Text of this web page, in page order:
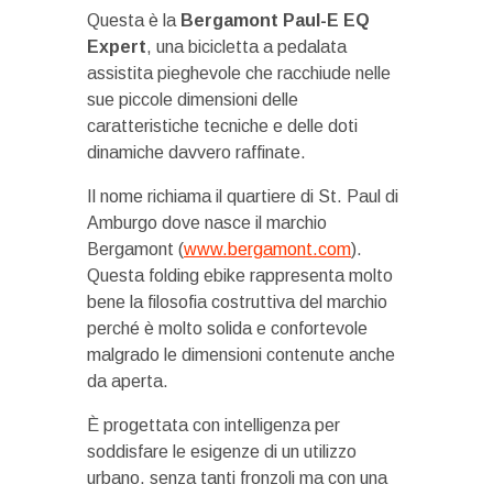
Questa è la Bergamont Paul-E EQ
Expert, una bicicletta a pedalata
assistita pieghevole che racchiude nelle
sue piccole dimensioni delle
caratteristiche tecniche e delle doti
dinamiche davvero raffinate.
Il nome richiama il quartiere di St. Paul di
Amburgo dove nasce il marchio
Bergamont (www.bergamont.com).
Questa folding ebike rappresenta molto
bene la filosofia costruttiva del marchio
perché è molto solida e confortevole
malgrado le dimensioni contenute anche
da aperta.
È progettata con intelligenza per
soddisfare le esigenze di un utilizzo
urbano, senza tanti fronzoli ma con una